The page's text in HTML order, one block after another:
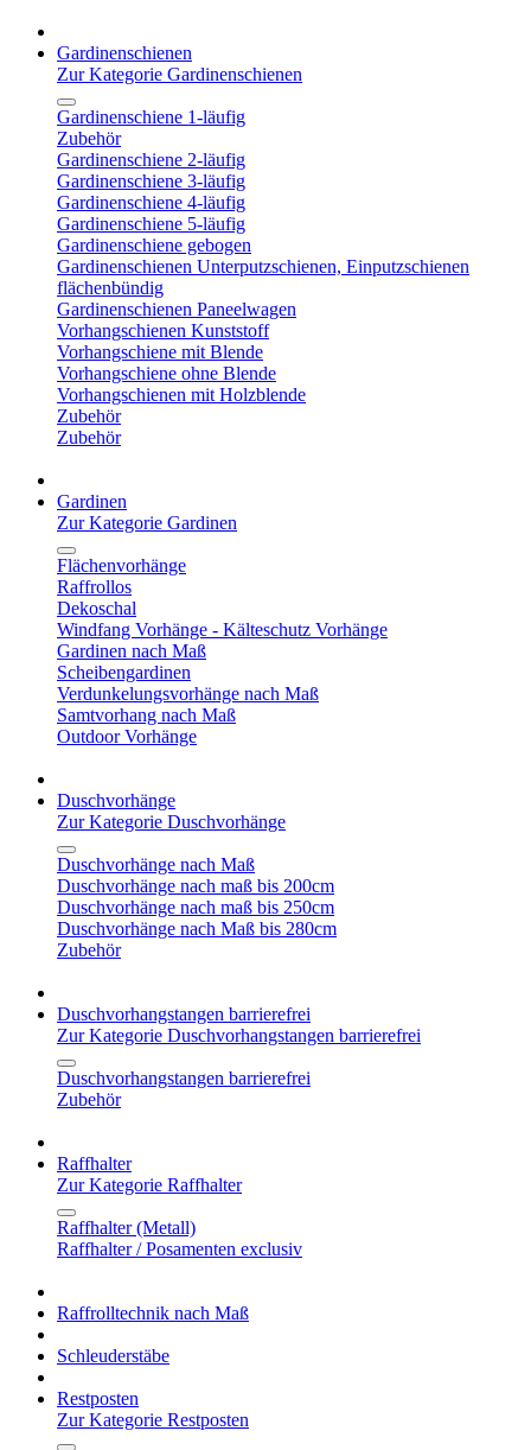
Gardinenschienen
Zur Kategorie Gardinenschienen
Gardinenschiene 1-läufig
Zubehör
Gardinenschiene 2-läufig
Gardinenschiene 3-läufig
Gardinenschiene 4-läufig
Gardinenschiene 5-läufig
Gardinenschiene gebogen
Gardinenschienen Unterputzschienen, Einputzschienen
flächenbündig
Gardinenschienen Paneelwagen
Vorhangschienen Kunststoff
Vorhangschiene mit Blende
Vorhangschiene ohne Blende
Vorhangschienen mit Holzblende
Zubehör
Zubehör
Gardinen
Zur Kategorie Gardinen
Flächenvorhänge
Raffrollos
Dekoschal
Windfang Vorhänge - Kälteschutz Vorhänge
Gardinen nach Maß
Scheibengardinen
Verdunkelungsvorhänge nach Maß
Samtvorhang nach Maß
Outdoor Vorhänge
Duschvorhänge
Zur Kategorie Duschvorhänge
Duschvorhänge nach Maß
Duschvorhänge nach maß bis 200cm
Duschvorhänge nach maß bis 250cm
Duschvorhänge nach Maß bis 280cm
Zubehör
Duschvorhangstangen barrierefrei
Zur Kategorie Duschvorhangstangen barrierefrei
Duschvorhangstangen barrierefrei
Zubehör
Raffhalter
Zur Kategorie Raffhalter
Raffhalter (Metall)
Raffhalter / Posamenten exclusiv
Raffrolltechnik nach Maß
Schleuderstäbe
Restposten
Zur Kategorie Restposten